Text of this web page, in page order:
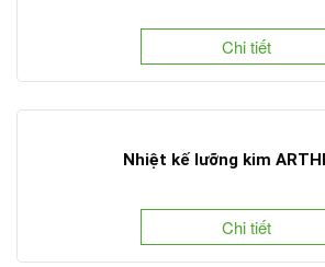
Chi tiết
Nhiệt kế lưỡng kim
Chi tiết